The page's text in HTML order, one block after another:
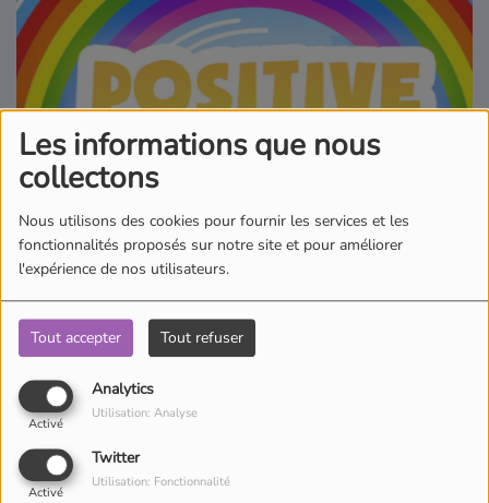
Les informations que nous
collectons
Nous utilisons des cookies pour fournir les services et les
fonctionnalités proposés sur notre site et pour améliorer
l'expérience de nos utilisateurs.
Tout accepter Tout refuser
Analytics
Activé
Utilisation: Analyse
Twitter
Activé
Utilisation: Fonctionnalité
Pitchoun Rédac
Qui sommes-nous ?
Contact
06 juillet 2026 - 11:36
Écouter le podcast
Prenez votre dose de positivité avec Estevan dans la positive
attitude.